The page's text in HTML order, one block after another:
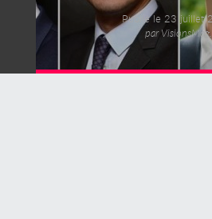
Publié le 23 juillet
par VisionsMag.